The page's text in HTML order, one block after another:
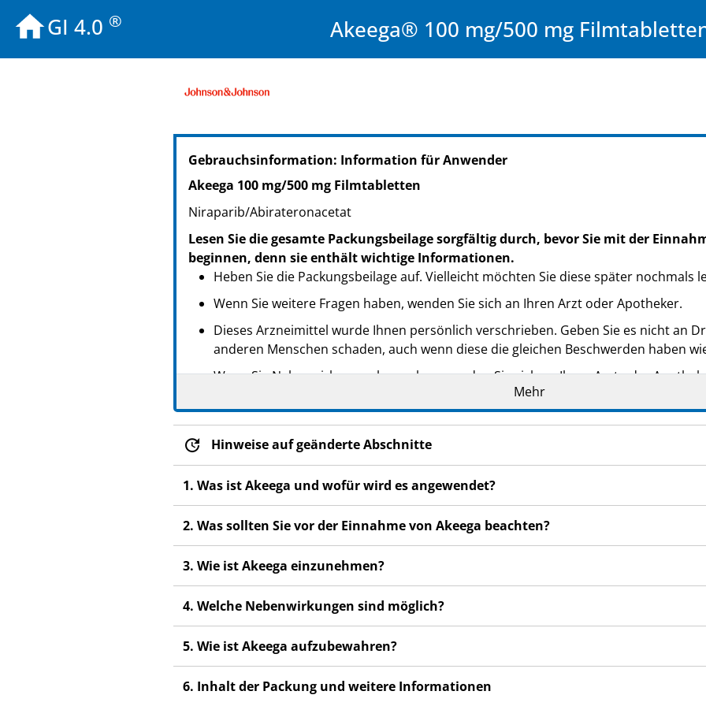
GI 4.0 ® Akeega® 100 mg/500 mg
PZN: 18391917
PPN: 111839191731
NTIN: 04150183919173
Gebrauchsinformation: Information für Anwender
Akeega 100 mg/500 mg Filmtabletten
Niraparib/Abirateronacetat
Lesen Sie die gesamte Packungsbeilage sorgfältig durch, bevor Sie mit der
beginnen, denn sie enthält wichtige Informationen.
Heben Sie die Packungsbeilage auf. Vielleicht möchten Sie diese später nochmals
Wenn Sie weitere Fragen haben, wenden Sie sich an Ihren Arzt oder Apotheker.
Dieses Arzneimittel wurde Ihnen persönlich verschrieben. Geben Sie es nicht an
anderen Menschen schaden, auch wenn diese die gleichen Beschwerden haben
Wenn Sie Nebenwirkungen bemerken, wenden Sie sich an Ihren Arzt oder
Nebenwirkungen, die nicht in dieser Packungsbeilage angegeben sind (siehe
Mehr
Hinweise auf geänderte Abschnitte
1. Was ist Akeega und wofür wird es angewendet?
2. Was sollten Sie vor der Einnahme von Akeega beachten?
3. Wie ist Akeega einzunehmen?
4. Welche Nebenwirkungen sind möglich?
5. Wie ist Akeega aufzubewahren?
6. Inhalt der Packung und weitere Informationen